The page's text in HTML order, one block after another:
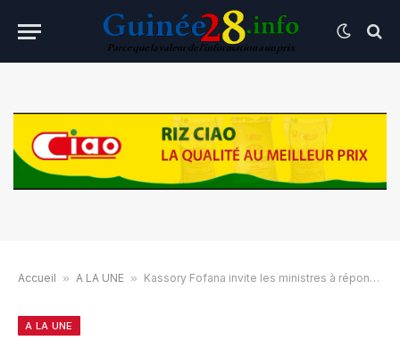
Accueil » A LA UNE » Kassory Fofana invite les ministres à répondre à l’appel des nouveaux dirigeants
A LA UNE